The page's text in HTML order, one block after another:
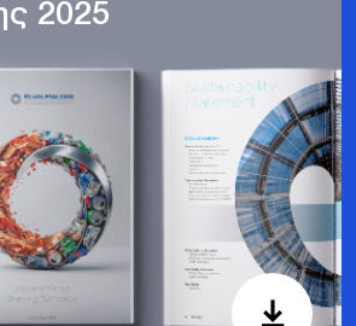
2025